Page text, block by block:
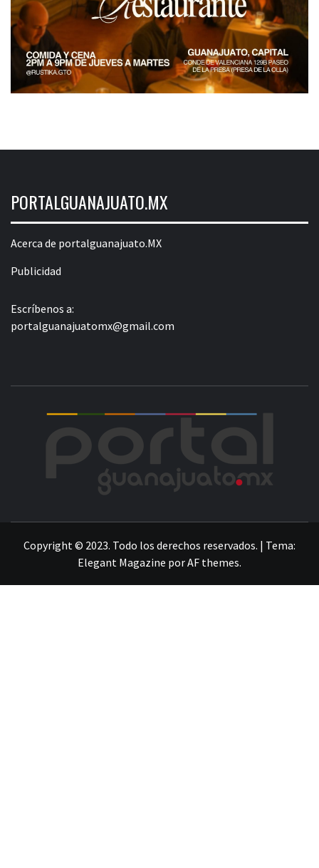
PORTALGUANAJUATO.MX
Acerca de portalguanajuato.MX
Publicidad
Escríbenos a:
portalguanajuatomx@gmail.com
Copyright © 2023. Todo los derechos reservados. | Tema:
Elegant Magazine porAF themes.